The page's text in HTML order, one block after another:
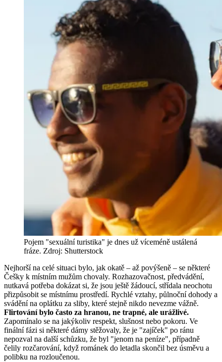
Pojem "sexuální turistika" je dnes už víceméně ustálená
fráze. Zdroj: Shutterstock
Nejhorší na celé situaci bylo, jak okatě – až povýšeně – se některé
Češky k místním mužům chovaly. Rozhazovačnost, předvádění,
nutkavá potřeba dokázat si, že jsou ještě žádoucí, střídala neochotu
přizpůsobit se místnímu prostředí. Rychlé vztahy, půlnoční dohody a
svádění na oplátku za sliby, které stejně nikdo nevezme vážně.
Flirtování bylo často za hranou, ne trapné, ale urážlivé.
Zapomínalo se na jakýkoliv respekt, slušnost nebo pokoru. Ve
finální fázi si některé dámy stěžovaly, že je "zajíček" po ránu
nepozval na další schůzku, že byl "jenom na peníze", případně
čelily rozčarování, když románek do letadla skončil bez úsměvu a
polibku na rozloučenou.